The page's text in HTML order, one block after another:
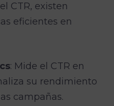
CTR, existen
eficientes en
: Mide el CTR en
su rendimiento
campañas.